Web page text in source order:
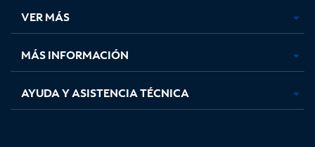
pestaña
nueva
pestaña
nueva
pestaña
nuevanueva
VER MÁS
MÁS INFORMACIÓN
AYUDA Y ASISTENCIA TÉCNICA